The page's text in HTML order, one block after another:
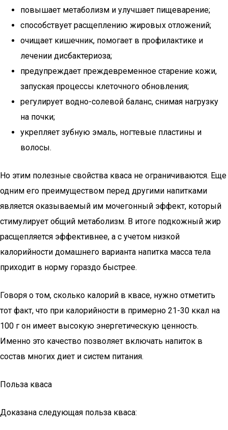
повышает метаболизм и улучшает пищеварение;
способствует расщеплению жировых отложений;
очищает кишечник, помогает в профилактике и
лечении дисбактериоза;
предупреждает преждевременное старение кожи,
запуская процессы клеточного обновления;
регулирует водно-солевой баланс, снимая нагрузку
на почки;
укрепляет зубную эмаль, ногтевые пластины и
волосы.
Но этим полезные свойства кваса не ограничиваются. Еще
одним его преимуществом перед другими напитками
является оказываемый им мочегонный эффект, который
стимулирует общий метаболизм. В итоге подкожный жир
расщепляется эффективнее, а с учетом низкой
калорийности домашнего варианта напитка масса тела
приходит в норму гораздо быстрее.
Говоря о том, сколько калорий в квасе, нужно отметить
тот факт, что при калорийности в примерно 21-30 ккал на
100 г он имеет высокую энергетическую ценность.
Именно это качество позволяет включать напиток в
состав многих диет и систем питания.
Польза кваса
Доказана следующая польза кваса: